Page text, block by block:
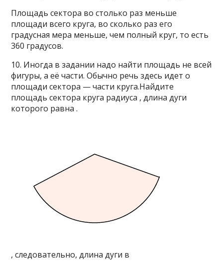
Площадь сектора во столько раз меньше
площади всего круга, во сколько раз его
градусная мера меньше, чем полный круг, то есть
360 градусов.
10. Иногда в задании надо найти площадь не всей
фигуры, а её части. Обычно речь здесь идет о
площади сектора — части круга.Найдите
площадь сектора круга радиуса , длина дуги
которого равна .
, следовательно, длина дуги в